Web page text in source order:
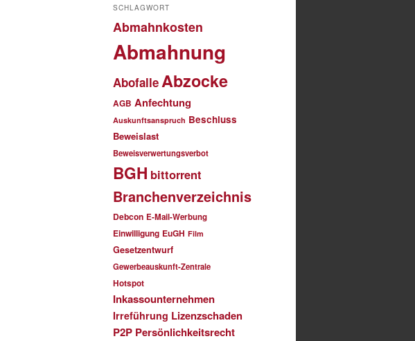
SCHLAGWORT
Abmahnkosten
Abmahnung
AbofalleAbzocke
AGB Anfechtung
Auskunftsanspruch Beschluss
Beweislast
Beweisverwertungsverbot
BGH bittorrent
Branchenverzeichnis
Debcon E-Mail-Werbung
Einwilligung EuGH Film
Gesetzentwurf
Gewerbeauskunft-Zentrale
Hotspot
Inkassounternehmen
Irreführung Lizenzschaden
P2P Persönlichkeitsrecht